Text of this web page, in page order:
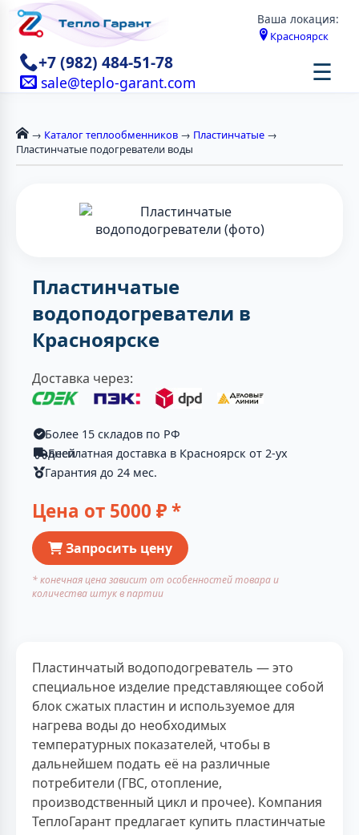
Ваша локация:
Красноярск
+7 (982) 484-51-78
sale@teplo-garant.com ☰
→ Каталог теплообменников → Пластинчатые →
Пластинчатые подогреватели воды
Пластинчатые
водоподогреватели в
Красноярске
Доставка через:
Более 15 складов по РФ
Бесплатная доставка в Красноярск от 2-ух дней
Гарантия до 24 мес.
Цена от 5000 ₽ *
Запросить цену
* конечная цена зависит от особенностей товара и
количества штук в партии
Пластинчатый водоподогреватель — это
специальное изделие представляющее собой
блок сжатых пластин и используемое для
нагрева воды до необходимых
температурных показателей, чтобы в
дальнейшем подать её на различные
потребители (ГВС, отопление,
производственный цикл и прочее). Компания
ТеплоГарант предлагает купить пластинчатые